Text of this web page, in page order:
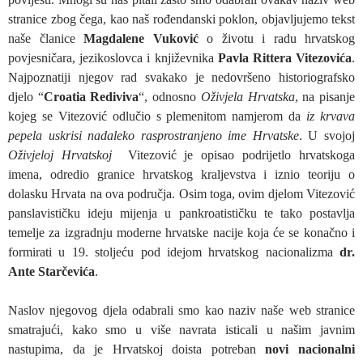
stranice zbog čega, kao naš rođendanski poklon, objavljujemo tekst
naše članice Magdalene Vukovićo životu i radu hrvatskog
povjesničara, jezikoslovca i književnika Pavla Rittera Vitezovića.
Najpoznatiji njegov rad svakako je nedovršeno historiografsko
djelo “Croatia Rediviva“, odnosno Oživjela Hrvatska, na pisanje
kojeg se Vitezović odlučio s plemenitom namjerom da iz krvava
pepela uskrisi nadaleko rasprostranjeno ime Hrvatske. U svojoj
Oživjeloj HrvatskojVitezović je opisao podrijetlo hrvatskoga
imena, odredio granice hrvatskog kraljevstva i iznio teoriju o
dolasku Hrvata na ova područja. Osim toga, ovim djelom Vitezović
panslavističku ideju mijenja u pankroatističku te tako postavlja
temelje za izgradnju moderne hrvatske nacije koja će se konačno i
formirati u 19. stoljeću pod idejom hrvatskog nacionalizma dr.
Ante Starčevića.
Naslov njegovog djela odabrali smo kao naziv naše web stranice
smatrajući, kako smo u više navrata isticali u našim javnim
nastupima, da je Hrvatskoj doista potrebannovi nacionalni